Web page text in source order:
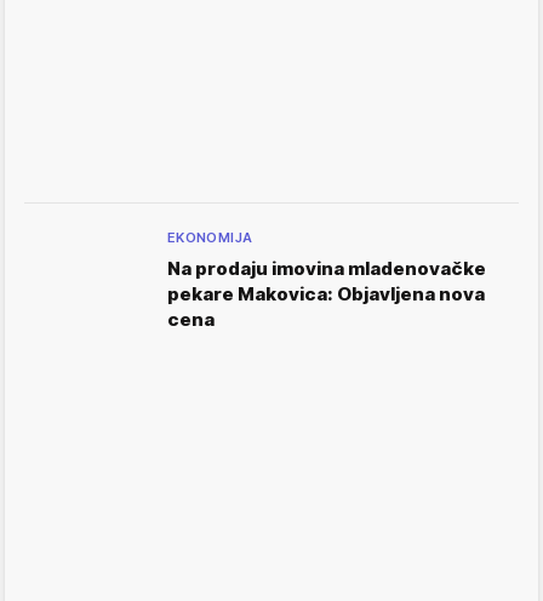
EKONOMIJA
Na prodaju imovina mladenovačke
pekare Makovica: Objavljena nova
cena